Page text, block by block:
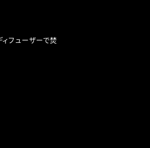
フューザーで焚